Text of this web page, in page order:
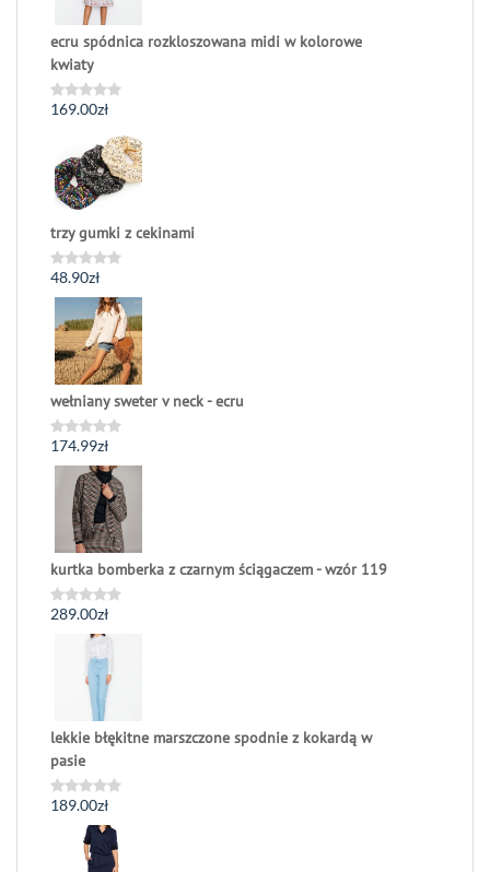
ecru spódnica rozkloszowana midi w kolorowe
kwiaty
Oceniono
169.00zł
trzy gumki z cekinami
Oceniono
0
5
48.90zł
wełniany sweter v neck - ecru
Oceniono
0
174.99zł
kurtka bomberka z czarnym ściągaczem - wzór 119
Oceniono
289.00zł
lekkie błękitne marszczone spodnie z kokardą w
pasie
Oceniono
189.00zł